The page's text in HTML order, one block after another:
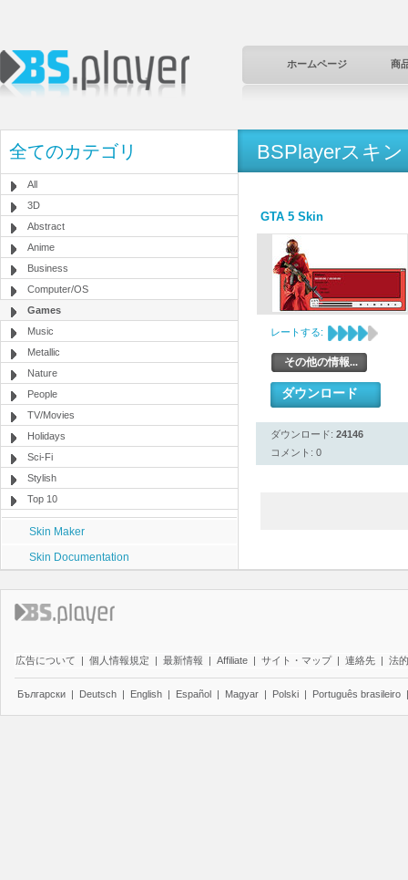
ホームページ 商
全てのカテゴリ
All
3D
Abstract
Anime
Business
Computer/OS
Games
Music
Metallic
Nature
People
TV/Movies
Holidays
Sci-Fi
Stylish
Top 10
Skin Maker
Skin Documentation
BSPlayerスキン
GTA 5 Skin
レートする:
その他の情報...
ダウンロード
ダウンロード: 24146
コメント: 0
広告について | 個人情報規定 | 最新情報 | Affiliate | サイト・マップ | 連絡先 | 法
Български | Deutsch | English | Español | Magyar | Polski | Português brasileiro